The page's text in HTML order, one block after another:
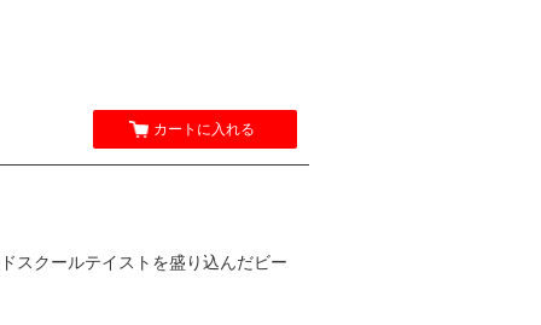
カートに入れる
スクールテイストを盛り込んだビー